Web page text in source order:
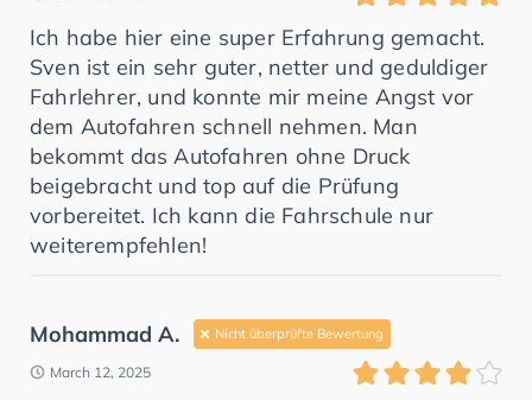
Ich habe hier eine super Erfahrung gemacht.
Sven ist ein sehr guter, netter und geduldiger
Fahrlehrer, und konnte mir meine Angst vor
dem Autofahren schnell nehmen. Man
bekommt das Autofahren ohne Druck
beigebracht und top auf die Prüfung
vorbereitet. Ich kann die Fahrschule nur
weiterempfehlen!
Mohammad A. Nicht überprüfte Bewertung
March 12, 2025